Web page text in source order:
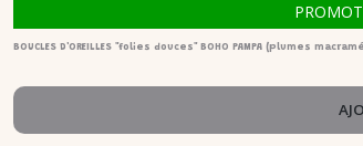
BOUCLES D'OREILLES "folies douces" BOHO PAMPA (plumes